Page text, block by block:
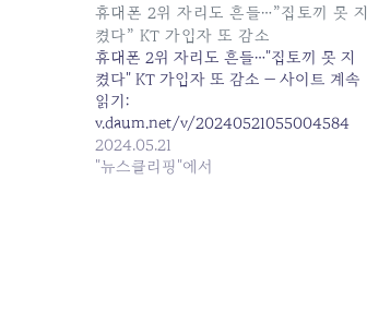
휴대폰 2위 자리도 흔들…”집토끼 못 지
켰다” KT 가입자 또 감소
휴대폰 2위 자리도 흔들…"집토끼 못 지
켰다" KT 가입자 또 감소 — 사이트 계속
읽기:
v.daum.net/v/20240521055004584
2024.05.21
"뉴스클리핑"에서